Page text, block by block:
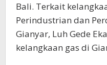
Bali. Terkait
Perindustrian dan
Gianyar, Luh Gede
kelangkaan gas di